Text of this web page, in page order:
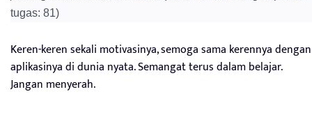
tugas: 81)
Keren-keren sekali motivasinya, semoga sama kerennya dengan
aplikasinya di dunia nyata. Semangat terus dalam belajar.
Jangan menyerah.